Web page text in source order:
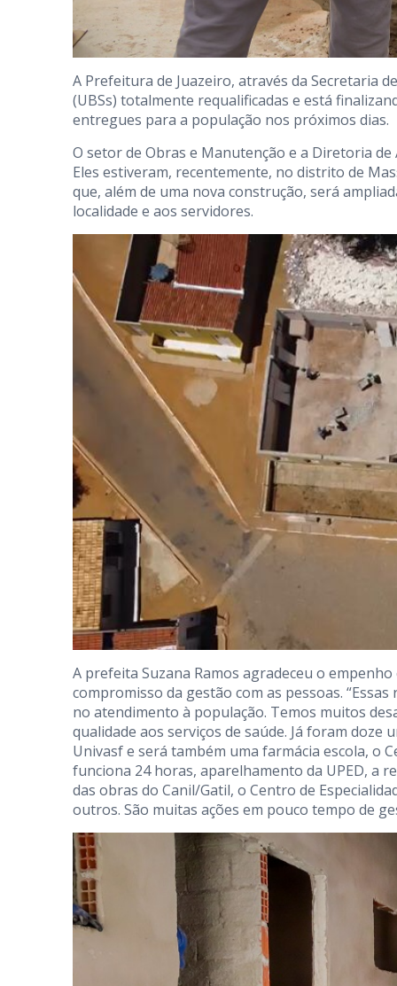
A Prefeitura de Juazeiro, através da Secretaria
(UBSs) totalmente requalificadas e está
entregues para a população nos próximos dias.
O setor de Obras e Manutenção e a Diretoria
Eles estiveram, recentemente, no distrito de
que, além de uma nova construção, será
localidade e aos servidores.
A prefeita Suzana Ramos agradeceu o
compromisso da gestão com as pessoas.
no atendimento à população. Temos muitos
qualidade aos serviços de saúde. Já foram doze
Univasf e será também uma farmácia escola, o
funciona 24 horas, aparelhamento da UPED, a
das obras do Canil/Gatil, o Centro de
outros. São muitas ações em pouco tempo de